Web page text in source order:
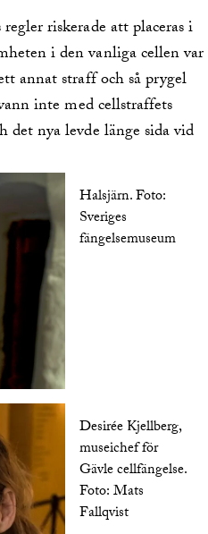
riskerade att placeras i
i den vanliga cellen var
annat straff och så prygel
inte med cellstraffets
det nya levde länge sida vid
Halsjärn.Foto:
Sveriges
fängelsemuseum
Desirée Kjellberg,
museichef för
Gävle cellfängelse.
Foto:Mats
Fallqvist